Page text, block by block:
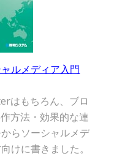
ルメディア入門
はもちろん、ブロ
方法・効果的な連
らソーシャルメデ
けに書きました。